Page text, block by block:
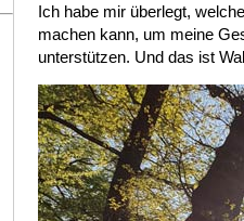
Ich habe mir überlegt,
machen kann, um meine
unterstützen. Und das ist